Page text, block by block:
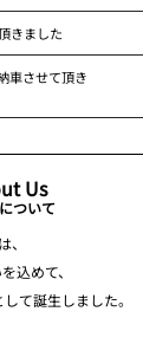
きました
車させて頂き
Us
ついて
込めて、
て誕生しました。